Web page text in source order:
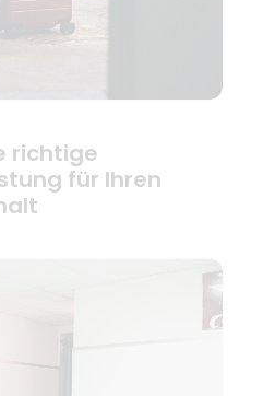
richtige
für Ihren